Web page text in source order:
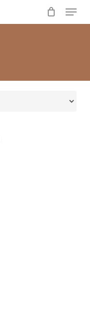
Menu